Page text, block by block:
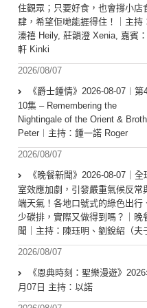
住觀眾；只要好食，也會撐小店
肆，希望佢哋能捱得住！｜主持
溱禧 Heily, 莊韻澄 Xenia, 嘉賓
軒 Kinki
2026/08/07
《爵士鍾情》2026-08-07︱第
10集 – Remembering the
Nightingale of the Orient &
Peter︱主持：鍾一諾 Roger
2026/08/07
《晚餐新聞》2026-08-07｜全
室效應加劇，引發嚴重氣候反常
端天氣！各地口號式的綠色出行
少碳排，實際又做得到嗎？｜晚
聞｜主持：陳珏明、劉銳紹（夫
2026/08/07
《恩典時刻：聖樂漫遊》
月07日 主持：以諾